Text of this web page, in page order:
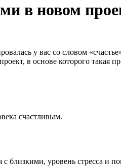
в новом
у вас со словом
в основе которого такая
счастливым.
уровень стресса и